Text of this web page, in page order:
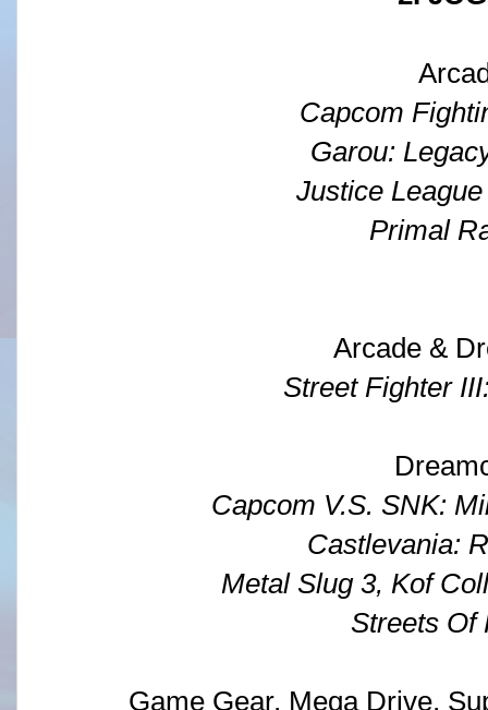
Capcom
Garou:
Justice
Primal
Arcade &
Street Fighter
Capcom V.S. SNK:
Castlevania:
Metal Slug 3, Kof
Streets Of
Game Gear, Mega Drive,